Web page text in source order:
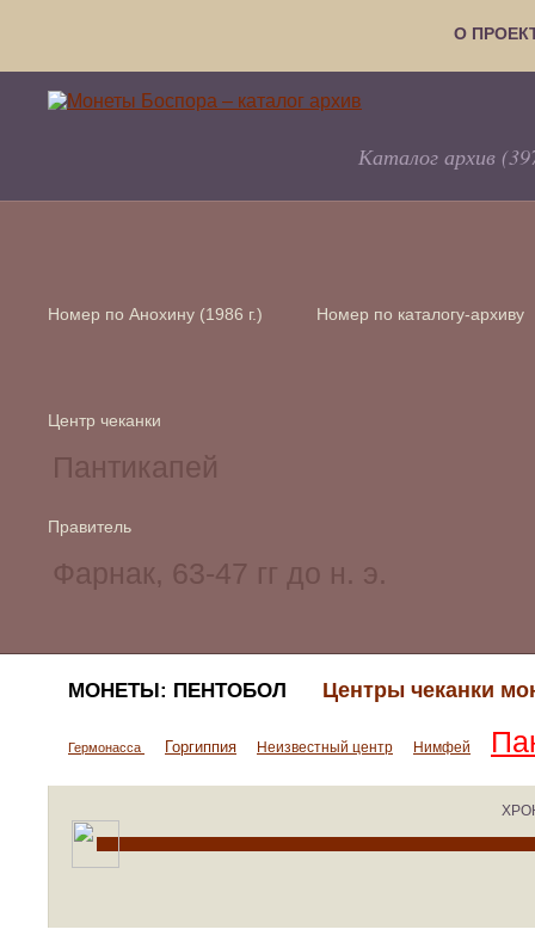
О
Каталог архив
Номер по Анохину (1986 г.) Номер по каталогу-архиву
Центр чеканки
Правитель
МОНЕТЫ: ПЕНТОБОЛ Центры чеканки
Гермонасса Горгиппия Неизвестный центр Нимфей